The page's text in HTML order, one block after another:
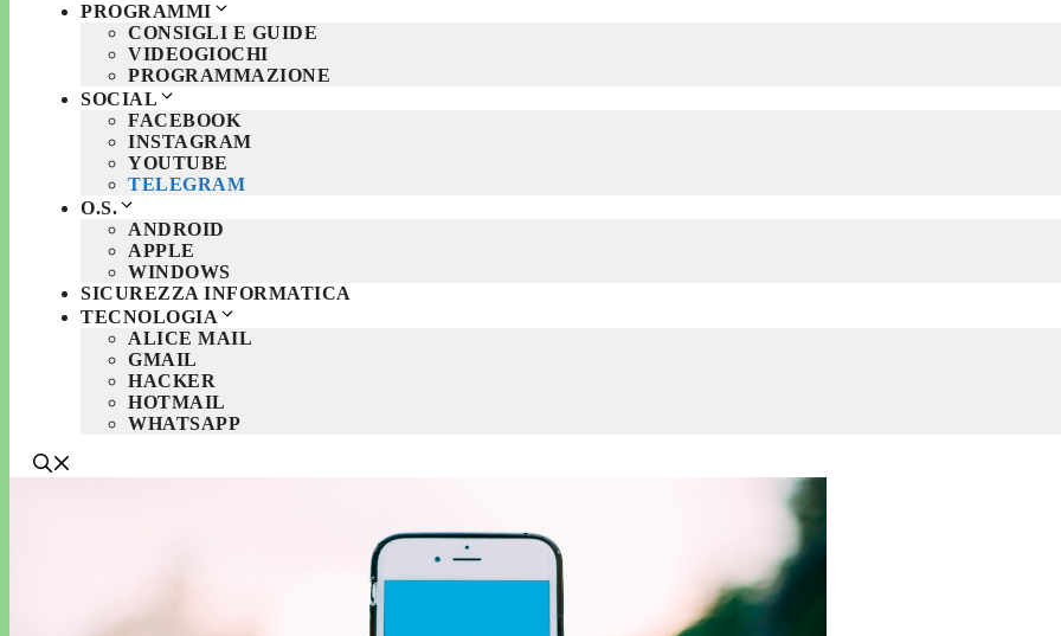
PROGRAMMI
CONSIGLI E GUIDE
VIDEOGIOCHI
PROGRAMMAZIONE
SOCIAL
FACEBOOK
INSTAGRAM
YOUTUBE
TELEGRAM
O.S.
ANDROID
APPLE
WINDOWS
SICUREZZA INFORMATICA
TECNOLOGIA
ALICE MAIL
GMAIL
HACKER
HOTMAIL
WHATSAPP